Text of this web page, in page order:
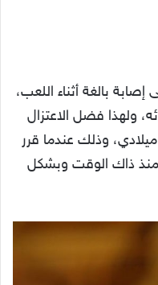
إلى إصابة بالغة أثناء اللعب،
ولهذا فضل الاعتزال
نهائياً وذلك ما بين 2011 و 2013 ميلادي، وذلك عندما قرر
منذ ذاك الوقت وبشكل